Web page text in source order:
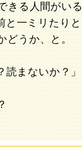
きる人間がい
と一ミリたり
どうか、と。
読まないか？」